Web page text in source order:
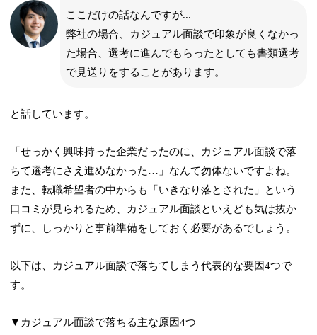
ここだけの話なんですが...
弊社の場合、カジュアル面談で印象が良くなかっ
た場合、選考に進んでもらったとしても書類選考
で見送りをする ことがあります。
と話しています。
「せっかく興味持った企業だったのに、カジュアル面談で落
ちて選考にさえ進めなかった…」なんて勿体ないですよね。
また、転職希望者の中からも「いきなり落とされた」という
口コミが見られるため、カジュアル面談といえども気は抜か
ずに、しっかりと事前準備をしておく必要があるでしょう。
以下は、カジュアル面談で落ちてしまう代表的な要因4つで
す。
▼カジュアル面談で落ちる主な原因4つ